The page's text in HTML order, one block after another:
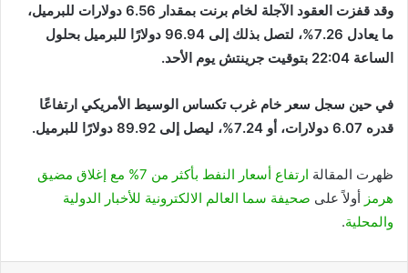
وقد قفزت العقود الآجلة لخام برنت بمقدار 6.56 دولارات للبرميل،
ما يعادل 7.26%، لتصل بذلك إلى 96.94 دولارًا للبرميل بحلول
الساعة 22:04 بتوقيت جرينتش يوم الأحد.
في حين سجل سعر خام غرب تكساس الوسيط الأمريكي ارتفاعًا
قدره 6.07 دولارات، أو 7.24%، ليصل إلى 89.92 دولارًا للبرميل.
ظهرت المقالة
ارتفاع أسعار النفط بأكثر من 7% مع إغلاق مضيق
هرمز أولاً على صحيفة سما العالم الالكترونية للأخبار الدولية
والمحلية.